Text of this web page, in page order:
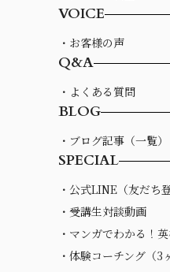
VOICE
・お客様の声
Q&A
・よくある質問
BLOG
・ブログ記事（一覧）
SPECIAL
・公式LINE（友だち登
・受講生対談動画
・マンガでわかる！
・体験コーチング（3